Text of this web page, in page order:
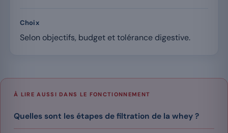
Choix
Selon objectifs, budget et tolérance digestive.
À LIRE AUSSI DANS LE FONCTIONNEMENT
Quelles sont les étapes de filtration de la whey ?